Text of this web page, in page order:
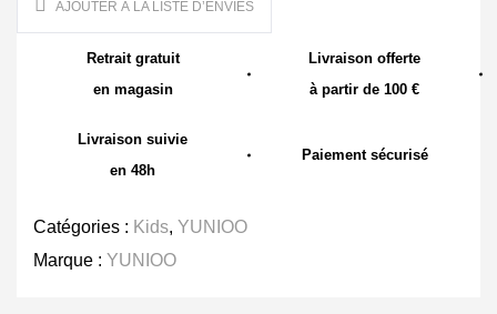
AJOUTER À LA LISTE D’ENVIES
Retrait gratuit
en magasin
Livraison offerte
à partir de 100 €
Livraison suivie
en 48h
Paiement sécurisé
Catégories : Kids, YUNIOO
Marque : YUNIOO